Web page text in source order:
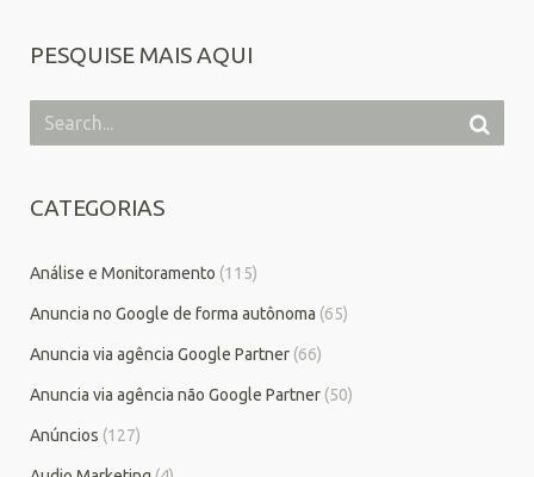
PESQUISE MAIS AQUI
CATEGORIAS
Análise e Monitoramento (115)
Anuncia no Google de forma autônoma (65)
Anuncia via agência Google Partner (66)
Anuncia via agência não Google Partner (50)
Anúncios (127)